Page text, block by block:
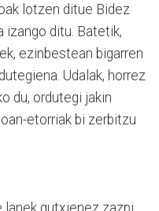
lotzen ditue Bidez
izango ditu. Batetik,
ezinbestean bigarren
Udalak, horrez
du, ordutegi jakin
etorriak bi zerbitzu
lanek gutxienez zazpi